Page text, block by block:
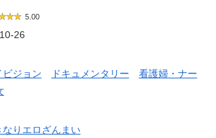
5.00
26
ビジョン ドキュメンタリー
看護婦・ナー
なりエロざんまい